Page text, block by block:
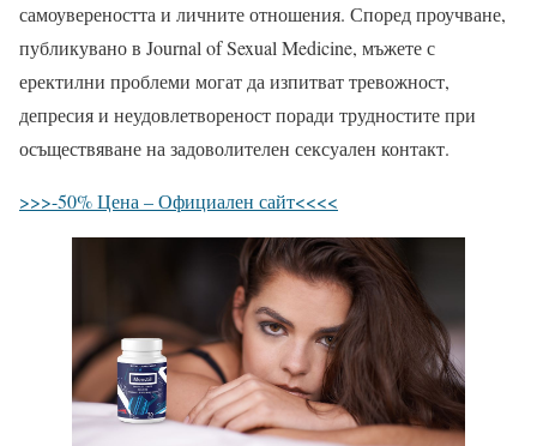
самоувереността и личните отношения. Според проучване,
публикувано в Journal of Sexual Medicine, мъжете с
еректилни проблеми могат да изпитват тревожност,
депресия и неудовлетвореност поради трудностите при
осъществяване на задоволителен сексуален контакт.
>>>-50% Цена – Официален сайт<<<<